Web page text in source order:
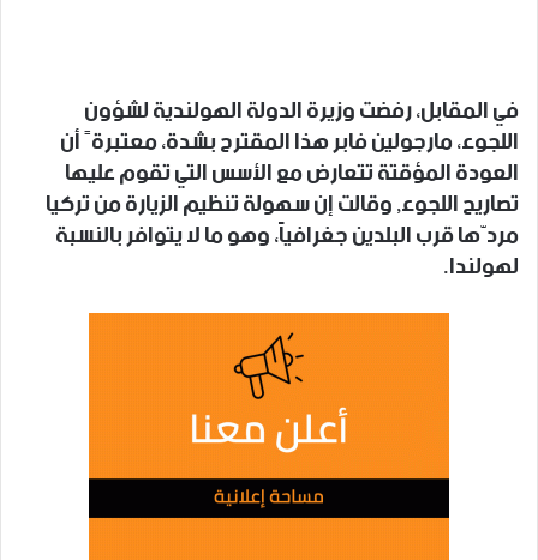
في المقابل، رفضت وزيرة الدولة الهولندية لشؤون
اللجوء، مارجولين فابر هذا المقترح بشدة، معتبرةً أن
العودة المؤقتة تتعارض مع الأسس التي تقوم عليها
تصاريح اللجوء, وقالت إن سهولة تنظيم الزيارة من تركيا
مردّها قرب البلدين جغرافياً، وهو ما لا يتوافر بالنسبة
لهولندا.